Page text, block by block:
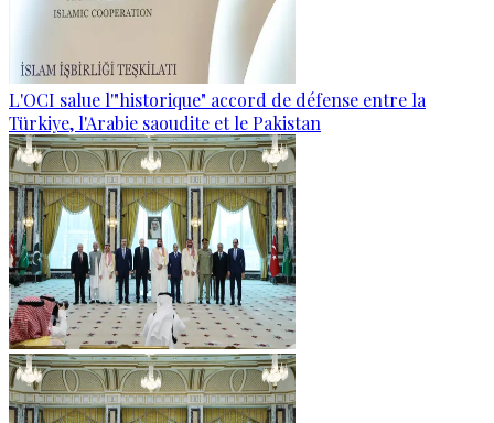
L'OCI salue l'"historique" accord de défense entre la
Türkiye, l'Arabie saoudite et le Pakistan